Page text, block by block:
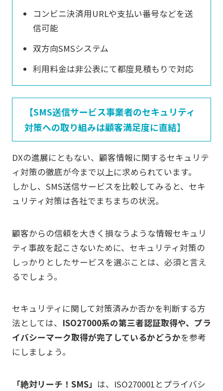
コンビニ決済用URLや支払い番号などを送
信可能
双方向SMSシステム
利用料金は非公表にて都度見積もりで対応
【SMS送信サービス事業者のセキュリティ
対策への取り組みは顧客満足度に直結】
DXの進展にともない、顧客情報に関するセキュリテ
ィ対策の徹底が今まで以上に求められています。
しかし、SMS送信サービスを比較してみると、セキ
ュリティ対策は各社でまちまちの状況。
顧客からの信頼を大きく損なうような情報セキュリ
ティ事故を起こさないために、セキュリティ対策の
しっかりとしたサービスを選ぶことは、必須と言え
るでしょう。
セキュリティに関して対策済みか否かを判断する方
法としては、 ISO27000系の第三者認証取得や、プラ
イバシーマーク取得が完了しているかどうかを参考
にしましょう。
「絶対リーチ！SMS」 は、ISO270001とプライバシ